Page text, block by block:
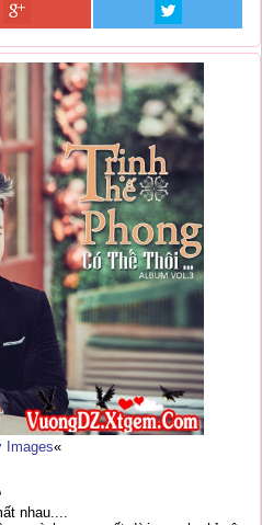
Images«
nhau....